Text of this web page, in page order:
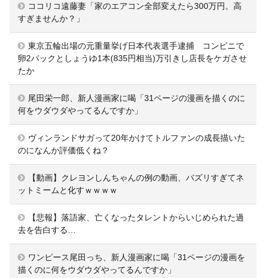
ココリコ遠藤妻「家のエアコン全部変えたら300万円。高
すぎませんか？」
東京五輪出場の元重量挙げ日本代表選手逮捕 コンビニで
卵2パックとしょうゆ1本(835円相当)万引きし店長をケガさせ
たか
尾田栄一郎、新人漫画家に喝「31ページの漫画を描くのに
何をウダウダやってるんですか」
ヴィンランドサガって20年かけてトルファンの成長描いた
のになんか評価低くね？
【動画】クレヨンしんちゃんの例の動画、バズリすぎてネ
ットミームと化すｗｗｗｗ
【悲報】落語家、亡くなったタレントからいじめられた過
去を告白する…
ワンピース尾田っち、新人漫画家に喝「31ページの漫画を
描くのに何をウダウダやってるんですか」